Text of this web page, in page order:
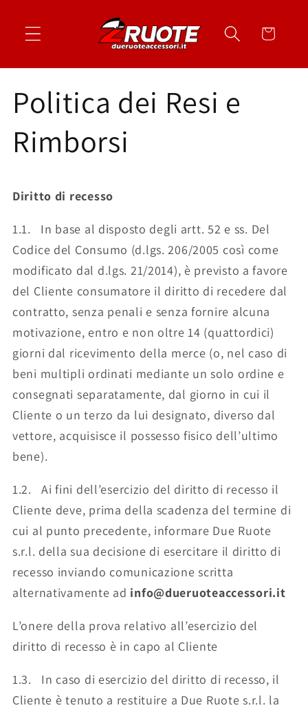
Vai al piè di página
Apri widget di accessibilità
ai contenuti
Carrello
Politica dei Resi e
Rimborsi
Diritto di recesso
1.1. In base al disposto degli artt. 52 e ss. Del
Codice del Consumo (d.lgs. 206/2005 così come
modificato dal d.lgs. 21/2014), è previsto a favore
del Cliente consumatore il diritto di recedere dal
contratto, senza penali e senza fornire alcuna
motivazione, entro e non oltre 14 (quattordici)
giorni dal ricevimento della merce (o, nel caso di
beni multipli ordinati mediante un solo ordine e
consegnati separatamente, dal giorno in cui il
Cliente o un terzo da lui designato, diverso dal
vettore, acquisisce il possesso fisico dell’ultimo
bene).
1.2. Ai fini dell’esercizio del diritto di recesso il
Cliente deve, prima della scadenza del termine di
cui al punto precedente, informare Due Ruote
s.r.l. della sua decisione di esercitare il diritto di
recesso inviando comunicazione scritta
alternativamente ad info@dueruoteaccessori.it
L’onere della prova relativo all’esercizio del
diritto di recesso è in capo al Cliente
1.3. In caso di esercizio del diritto di recesso, il
Cliente è tenuto a restituire a Due Ruote s.r.l. la